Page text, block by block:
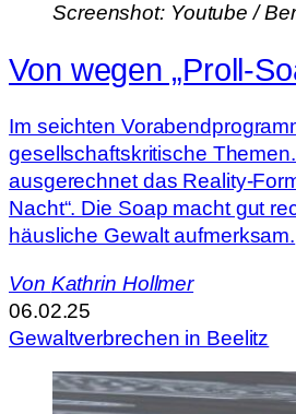
Screenshot: Youtube /
Von wegen „Proll-
Im seichten
gesellschaftskritische
ausgerechnet das Reality-
Nacht“. Die Soap macht gut
häusliche Gewalt aufmerksam.
Von Kathrin Hollmer
06.02.25
Gewaltverbrechen in Beelitz